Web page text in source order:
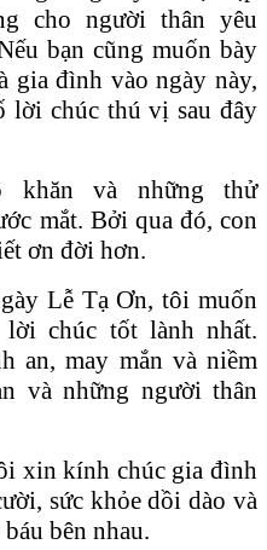
cho người thân yêu
bạn cũng muốn bày
gia đình vào ngày này,
lời chúc thú vị sau đây
khăn và những thử
mắt. Bởi qua đó, con
ơn đời hơn.
Lễ Tạ Ơn, tôi muốn
chúc tốt lành nhất.
an, may mắn và niềm
và những người thân
xin kính chúc gia đình
sức khỏe dồi dào và
bên nhau.